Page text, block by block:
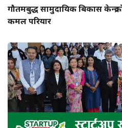
गौतमबुद्ध सामुदायिक बिकास
कमल परियार